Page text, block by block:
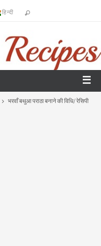
हिन्दी
भरवाँ बथुआ पराठा बनाने की विधि/ रेसिपी